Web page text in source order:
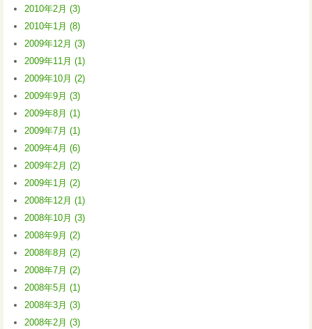
2010年2月 (3)
2010年1月 (8)
2009年12月 (3)
2009年11月 (1)
2009年10月 (2)
2009年9月 (3)
2009年8月 (1)
2009年7月 (1)
2009年4月 (6)
2009年2月 (2)
2009年1月 (2)
2008年12月 (1)
2008年10月 (3)
2008年9月 (2)
2008年8月 (2)
2008年7月 (2)
2008年5月 (1)
2008年3月 (3)
2008年2月 (3)